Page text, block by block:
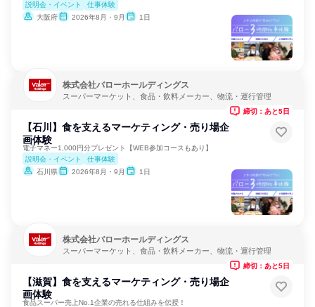
説明会・イベント
仕事体験
大阪府
2026年8月・9月 1日
株式会社バローホールディングス
スーパーマーケット、食品・飲料メーカー、物流・運行管理
【石川】食を支えるマーケティング・売り場企
画体験
電子マネー1,000円分プレゼント【WEB参加コースもあり】
説明会・イベント
仕事体験
石川県
2026年8月・9月 1日
締切：あと5日
株式会社バローホールディングス
スーパーマーケット、食品・飲料メーカー、物流・運行管理
【滋賀】食を支えるマーケティング・売り場企
画体験
食品スーパー売上No.1企業の売れる仕組みを伝授！
締切：あと5日